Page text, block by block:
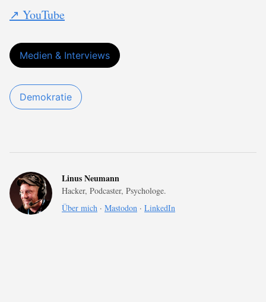
↗ YouTube
Medien & Interviews
Demokratie
Linus Neumann
Hacker, Podcaster, Psychologe.
Über mich · Mastodon · LinkedIn